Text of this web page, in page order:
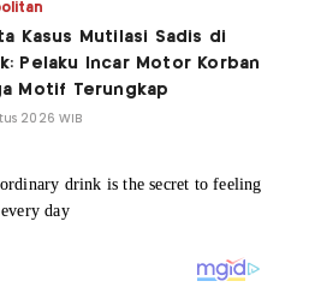
Kasus Mutilasi Sadis di
Pelaku Incar Motor Korban
Motif Terungkap
2026 WIB